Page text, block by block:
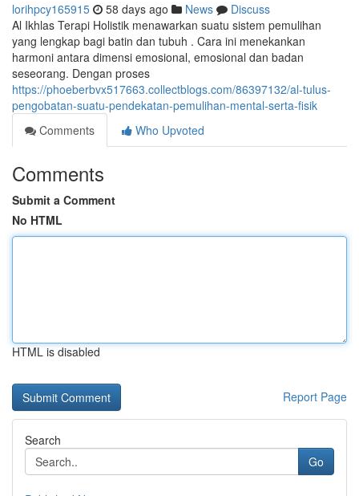
lorihpcy165915 58 days ago News
Discuss
Al Ikhlas Terapi Holistik menawarkan suatu sistem pemulihan
yang lengkap bagi batin dan tubuh . Cara ini menekankan
harmoni antara dimensi emosional, emosional dan badan
seseorang. Dengan proses
https://phoeberbvx517663.collectblogs.com/86397132/al-tulus-
pengobatan-suatu-pendekatan-pemulihan-mental-serta-fisik
Comments
Who Upvoted
Comments
Submit a Comment
No HTML
HTML is disabled
Report Page
Search
Go